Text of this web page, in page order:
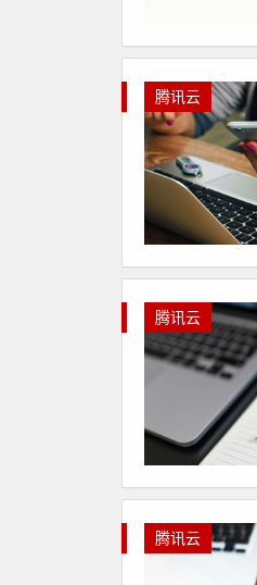
腾讯云
腾讯云
腾讯云